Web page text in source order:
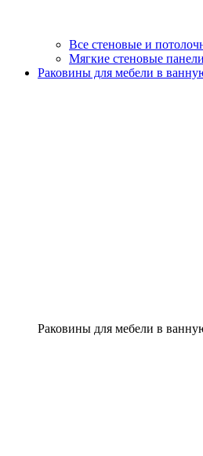
Все стеновые и
Мягкие стеновые панели
Раковины для мебели в
Раковины для мебели в